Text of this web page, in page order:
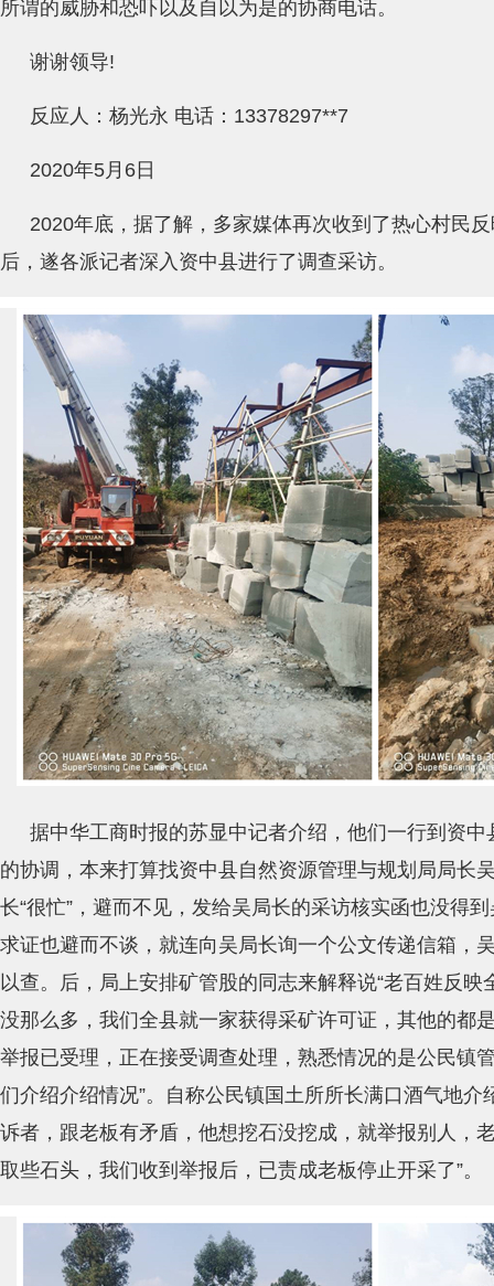
所谓的威胁和恐吓以及自以为是的协商电话。
谢谢领导!
反应人：杨光永 电话：13378297**7
2020年5月6日
2020年底，据了解，多家媒体再次收到了热心村民
后，遂各派记者深入资中县进行了调查采访。
据中华工商时报的苏显中记者介绍，他们一行到资
的协调，本来打算找资中县自然资源管理与规划局局长
长“很忙”，避而不见，发给吴局长的采访核实函也没得
求证也避而不谈，就连向吴局长询一个公文传递信箱，
以查。后，局上安排矿管股的同志来解释说“老百姓反
没那么多，我们全县就一家获得采矿许可证，其他的都
举报已受理，正在接受调查处理，熟悉情况的是公民镇
们介绍介绍情况”。自称公民镇国土所所长满口酒气地介
诉者，跟老板有矛盾，他想挖石没挖成，就举报别人，
取些石头，我们收到举报后，已责成老板停止开采了”。